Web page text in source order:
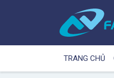
TRANG CHỦ